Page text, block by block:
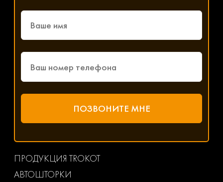
ПРОДУКЦИЯ TROKOT
АВТОШТОРКИ